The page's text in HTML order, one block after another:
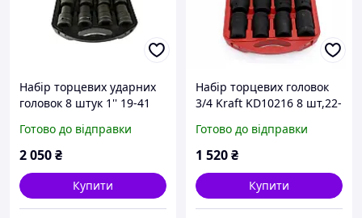
Набір торцевих ударних
головок 8 штук 1'' 19-41
Готово до відправки
2 050₴
Купити
Набір торцевих головок
3/4 Kraft KD10216 8 шт,22-
Готово до відправки
1 520₴
Купити